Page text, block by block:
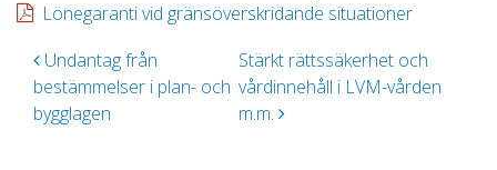
Lönegaranti vid gränsöverskridande situationer
Inläggsnavigering
Undantag från
bestämmelser i plan- och
bygglagen
Stärkt rättssäkerhet och
vårdinnehåll i LVM-vården
m.m.